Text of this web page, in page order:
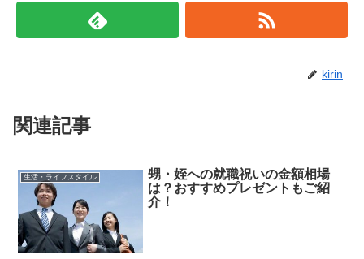
kirin
関連記事
生活・ライフスタイル
甥・姪への就職祝いの金額相場
は？おすすめプレゼントもご紹
介！